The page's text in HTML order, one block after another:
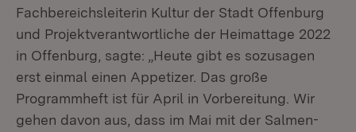
Fachbereichsleiterin Kultur der Stadt Offenburg
und Projektverantwortliche der Heimattage 2022
in Offenburg, sagte: „Heute gibt es sozusagen
erst einmal einen Appetizer. Das große
Programmheft ist für April in Vorbereitung. Wir
gehen davon aus, dass im Mai mit der Salmen-